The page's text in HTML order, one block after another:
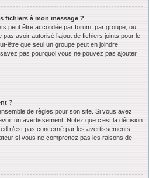
fichiers à mon message ?
peut être accordée par forum, par groupe, ou
pas avoir autorisé l’ajout de fichiers joints pour le
être que seul un groupe peut en joindre.
pas pourquoi vous ne pouvez pas ajouter
?
de règles pour son site. Si vous avez
un avertissement. Notez que c’est la décision
n’est pas concerné par les avertissements
si vous ne comprenez pas les raisons de